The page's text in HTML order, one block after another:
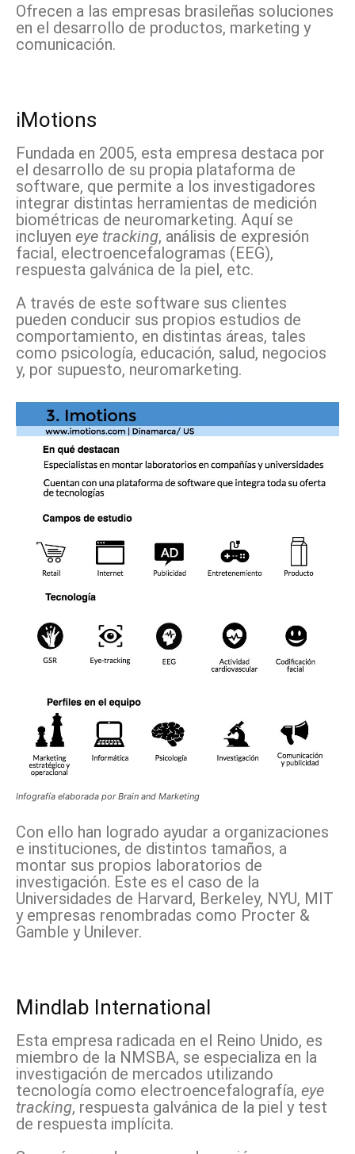
Ofrecen a las empresas brasileñas soluciones
en el desarrollo de productos, marketing y
comunicación.
iMotions
Fundada en 2005, esta empresa destaca por
el desarrollo de su propia plataforma de
software, que permite a los investigadores
integrar distintas herramientas de medición
biométricas de neuromarketing. Aquí se
incluyen eye tracking, análisis de expresión
facial, electroencefalogramas (EEG),
respuesta galvánica de la piel, etc.
A través de este software sus clientes
pueden conducir sus propios estudios de
comportamiento, en distintas áreas, tales
como psicología, educación, salud, negocios
y, por supuesto, neuromarketing.
Infografía elaborada por Brain and Marketing
Con ello han logrado ayudar a organizaciones
e instituciones, de distintos tamaños, a
montar sus propios laboratorios de
investigación. Este es el caso de la
Universidades de Harvard, Berkeley, NYU, MIT
y empresas renombradas como Procter &
Gamble y Unilever.
Mindlab International
Esta empresa radicada en el Reino Unido, es
miembro de la NMSBA, se especializa en la
investigación de mercados utilizando
tecnología como electroencefalografía, eye
tracking, respuesta galvánica de la piel y test
de respuesta implícita.